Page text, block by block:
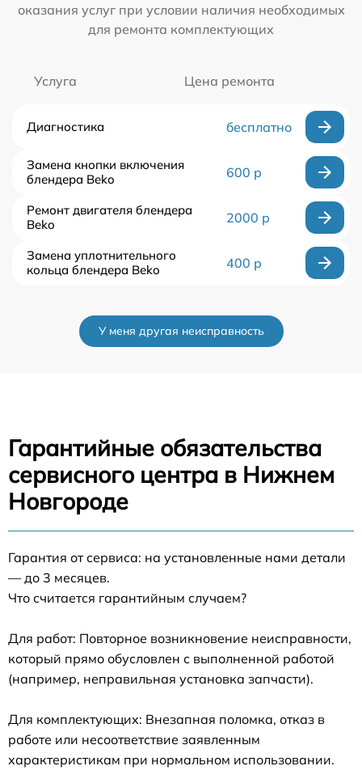
оказания услуг при условии наличия необходимых
для ремонта комплектующих
Услуга Цена ремонта
Диагностика бесплатно
Замена кнопки включения
блендера Beko
600 р
Ремонт двигателя блендера
Beko
2000 р
Замена уплотнительного
кольца блендера Beko
400 р
У меня другая неисправность
Гарантийные обязательства
сервисного центра в Нижнем
Новгороде
Гарантия от сервиса: на установленные нами детали
— до 3 месяцев.
Что считается гарантийным случаем?
Для работ: Повторное возникновение неисправности,
который прямо обусловлен с выполненной работой
(например, неправильная установка запчасти).
Для комплектующих: Внезапная поломка, отказ в
работе или несоответствие заявленным
характеристикам при нормальном использовании.